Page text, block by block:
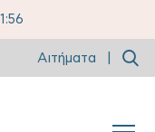
Αιτήματα